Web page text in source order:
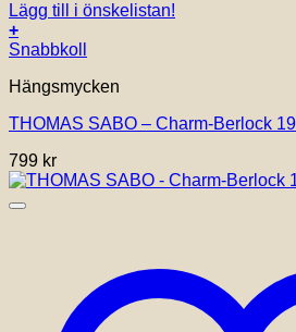
Lägg till i önskelistan!
+
Snabbkoll
Hängsmycken
THOMAS SABO – Charm-Berlock
799 kr